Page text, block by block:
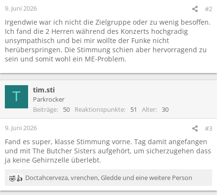
n
e
n
:
9. Juni 2026 #2
Irgendwie war ich nicht die Zielgruppe oder zu wenig besoffen.
Ich fand die 2 Herren während des Konzerts hochgradig
unsympathisch und bei mir wollte der Funke nicht
herüberspringen. Die Stimmung schien aber hervorragend zu
sein und somit wohl ein ME-Problem.
T tim.sti
Parkrocker
Beiträge
50 Reaktionspunkte 51 Alter 30
9. Juni 2026 #3
Fand es super, klasse Stimmung vorne. Tag damit angefangen
und mit The Butcher Sisters aufgehört, um sicherzugehen dass
ja keine Gehirnzelle überlebt.
R
e
Doctahcerveza,vrenchen,Gledde und eine weitere Person